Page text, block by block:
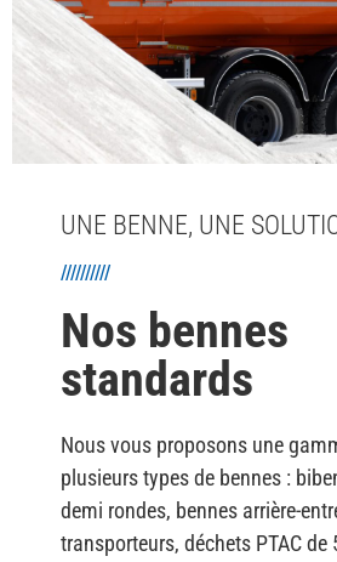
UNE BENNE, UNE
//////////
Nos bennes
standards
Nous vous proposons une
plusieurs types de bennes :
demi rondes, bennes arrière-
transporteurs, déchets PTAC de